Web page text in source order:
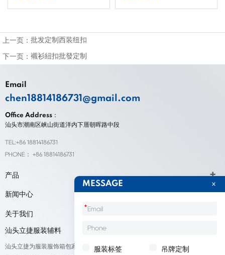
上一页： 批发定制西装纽扣
下一页： 襯衫紐扣批發定制
Email
chen18814186731@gmail.com
Office Address：
汕头市潮南区峡山街道洋内下厝朝晖路中段
TEL:+86 18814186731
PHONE： +86 18814186731
产品
新闻中心
关于我们
汕头立捷服装辅料
汕头立捷为服装服饰箱包家纺鞋帽标签等产品厂家提供标签定制、吊牌定做、包
MESSAGE
*
服装标签 吊牌定制